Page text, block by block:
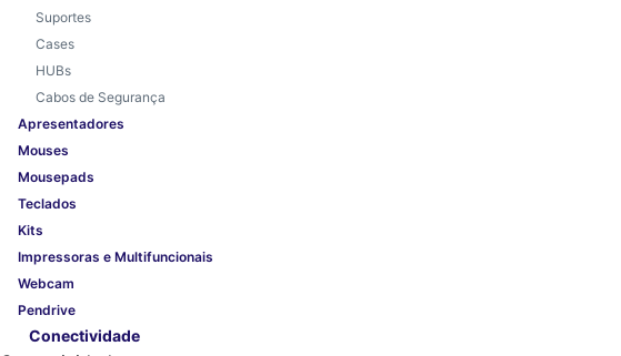
Suportes
Cases
HUBs
Cabos de Segurança
Apresentadores
Mouses
Mousepads
Teclados
Kits
Impressoras e Multifuncionais
Webcam
Pendrive
Conectividade